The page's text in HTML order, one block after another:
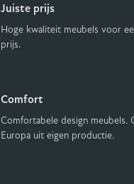
Juiste prijs
Hoge kwaliteit meubels voor
prijs.
Comfort
Comfortabele design meubels.
Europa uit eigen productie.